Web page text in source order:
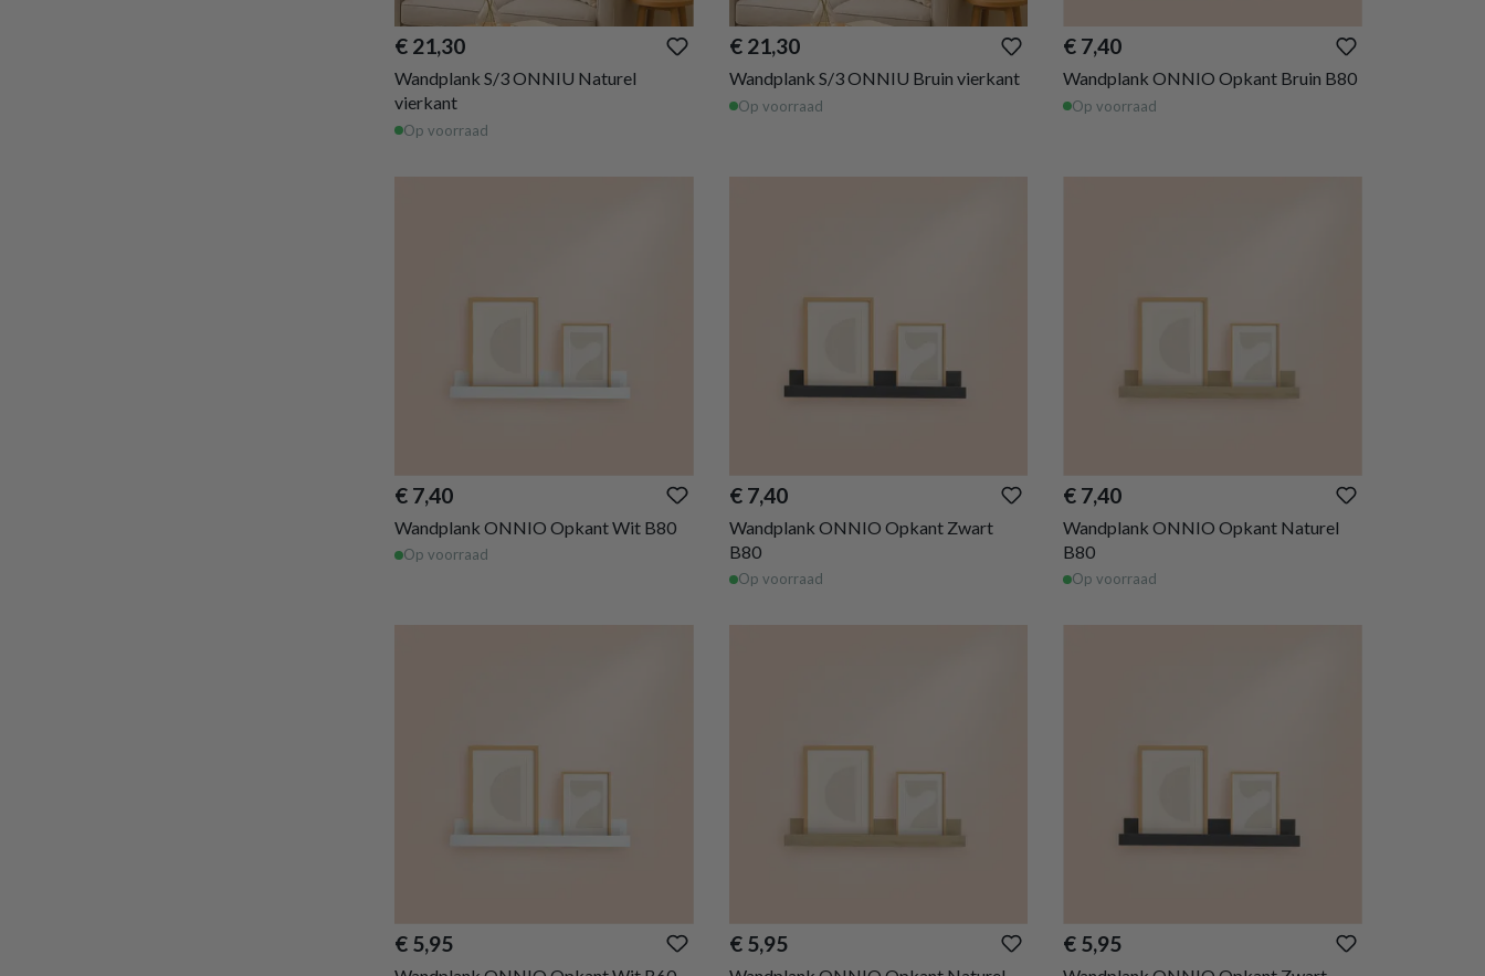
€ 21,30
Wandplank S/3 ONNIU Naturel
vierkant
Op voorraad
€ 21,30
Wandplank S/3 ONNIU Bruin vierkant
Op voorraad
€ 7,40
Wandplank ONNIO Opkant Bruin B80
Op voorraad
€ 7,40
Wandplank ONNIO Opkant Wit B80
Op voorraad
€ 7,40
Wandplank ONNIO Opkant Zwart
B80
Op voorraad
€ 7,40
Wandplank ONNIO Opkant Naturel
B80
Op voorraad
€ 5,95 € 5,95 € 5,95